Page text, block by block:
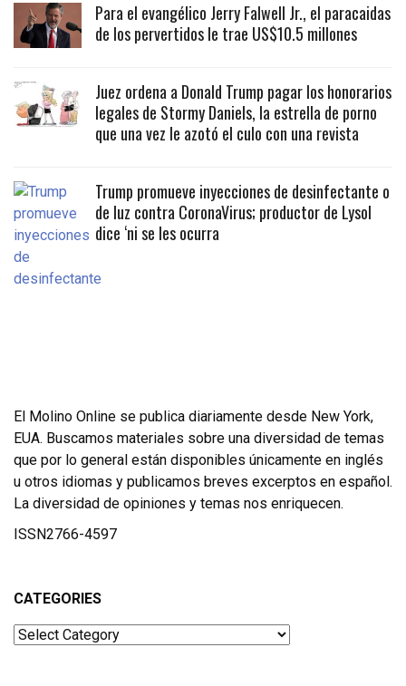
Para el evangélico Jerry Falwell Jr., el paracaidas
de los pervertidos le trae US$10.5 millones
Juez ordena a Donald Trump pagar los honorarios
legales de Stormy Daniels, la estrella de porno
que una vez le azotó el culo con una revista
Trump promueve inyecciones de desinfectante o
de luz contra CoronaVirus; productor de Lysol
dice ‘ni se les ocurra
El Molino Online se publica diariamente desde New York,
EUA. Buscamos materiales sobre una diversidad de temas
que por lo general están disponibles únicamente en inglés
u otros idiomas y publicamos breves excerptos en español.
La diversidad de opiniones y temas nos enriquecen.
ISSN2766-4597
CATEGORIES
Categories